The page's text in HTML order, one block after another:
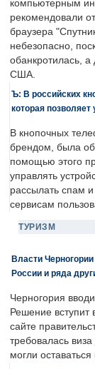
компьютерным
рекомендовали
браузера
небезопасно,
обанкротилась,
США.
Ъ: В российских
которая
В кнопочных
брендом, была
помощью этого
управлять
рассылать спам
сервисам
ТУРИЗМ
Власти
России и ряда
Черногория
Решение
сайте
требовалась
могли